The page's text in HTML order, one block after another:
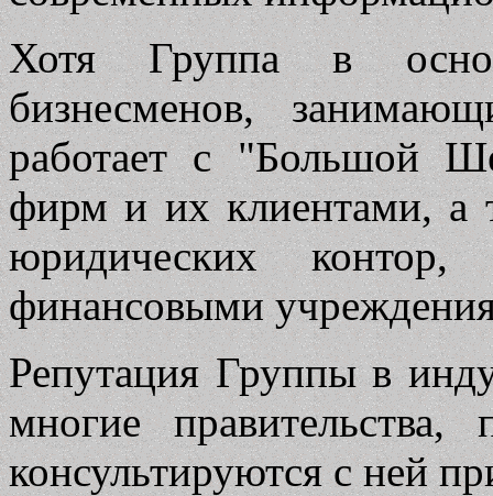
Хотя Группа в
бизнесменов,
работает с "Большой
фирм и их клиентами, а
юридических
финансовыми
Репутация Группы в
многие
консультируются с ней